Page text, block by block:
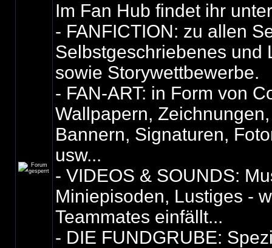
Im Fan Hub findet ihr
- FANFICTION: zu allen
Selbstgeschriebenes und
sowie Storywettbewerbe.
- FAN-ART: in Form von
Wallpapern,
Bannern, Signaturen,
usw...
- VIDEOS & SOUNDS:
Miniepisoden, Lustiges -
Teammates einfällt...
- DIE FUNDGRUBE: